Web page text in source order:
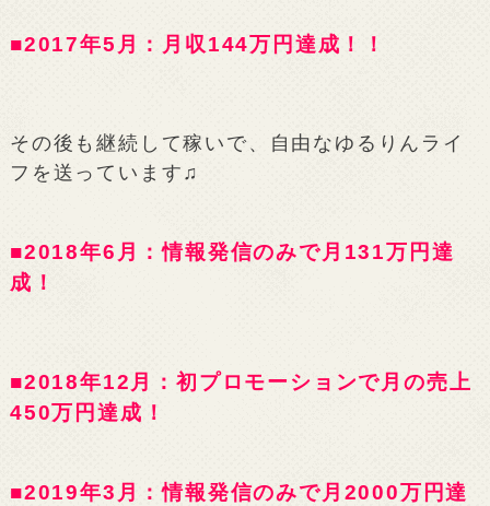
■2017年5月：月収144万円達成！！
その後も継続して稼いで、自由なゆるりんライ
フを送っています♫
■2018年6月：情報発信のみで月131万円達
成！
■2018年12月：初プロモーションで月の売上
450万円達成！
■2019年3月：情報発信のみで月2000万円達